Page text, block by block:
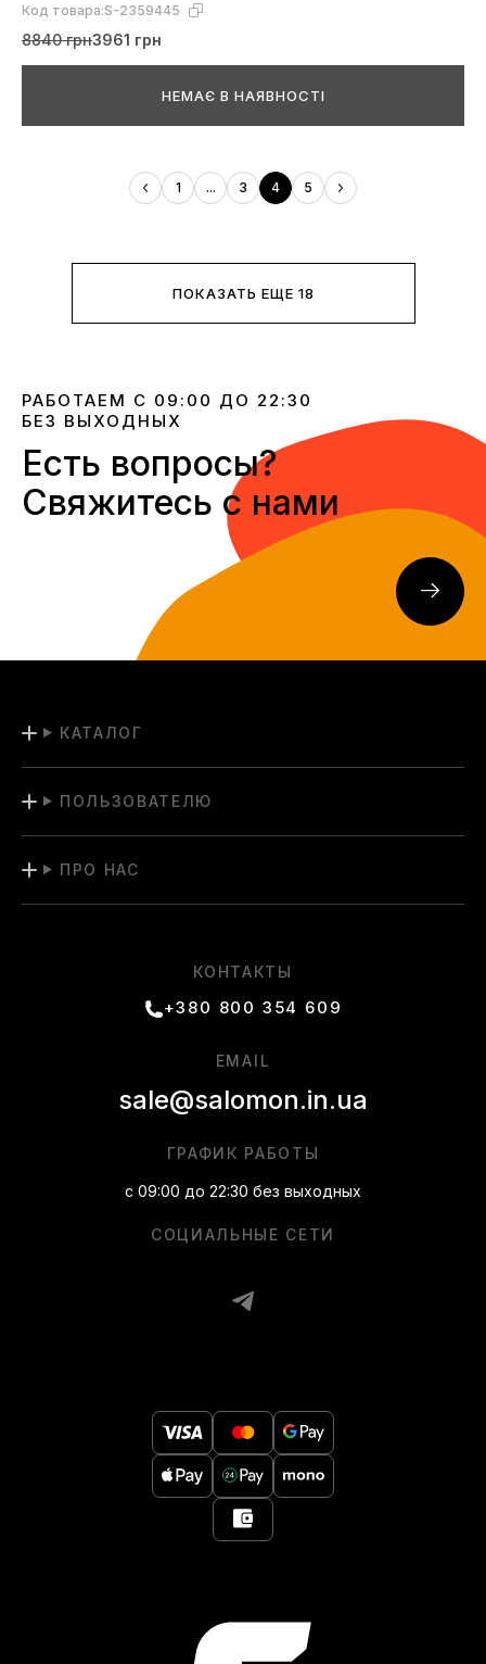
Код товара:S-2359445
8840 грн3961 грн
НЕМАЄ В НАЯВНОСТІ
1 ... 3 4 5
ПОКАЗАТЬ ЕЩЕ 18
РАБОТАЕМ С 09:00 ДО 22:30
БЕЗ ВЫХОДНЫХ
Есть вопросы?
Свяжитесь с нами
КАТАЛОГ
ПОЛЬЗОВАТЕЛЮ
ПРО НАС
КОНТАКТЫ
+380 800 354 609
СОЦИАЛЬНЫЕ СЕТИ
ГРАФИК РАБОТЫ
с 09:00 до 22:30 без выходных
EMAIL
sale@salomon.in.ua